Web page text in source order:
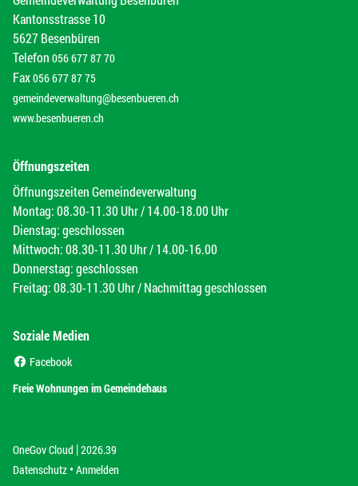
Kantonsstrasse 10
5627 Besenbüren
Telefon 056 677 87 70
Fax056 677 87 75
gemeindeverwaltung@besenbueren.ch
www.besenbueren.ch
Öffnungszeiten
Öffnungszeiten Gemeindeverwaltung
Montag: 08.30-11.30 Uhr / 14.00-18.00 Uhr
Dienstag: geschlossen
Mittwoch: 08.30-11.30 Uhr / 14.00-16.00
Donnerstag: geschlossen
Freitag: 08.30-11.30 Uhr / Nachmittag geschlossen
Soziale Medien
Facebook
Freie Wohnungen im Gemeindehaus
OneGov Cloud (External Link)
|2026.39
Datenschutz (External Link)
Anmelden